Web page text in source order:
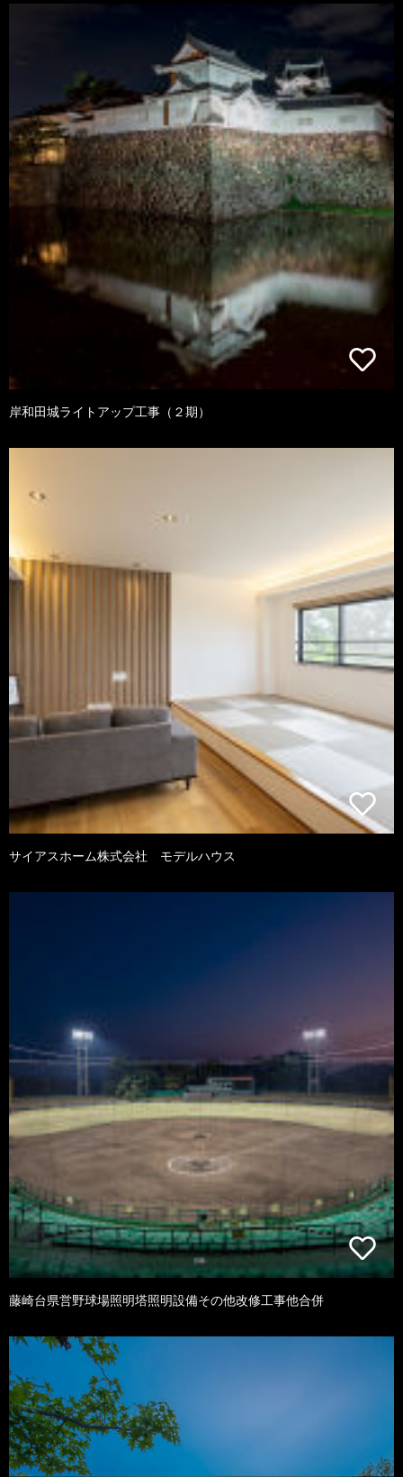
岸和田城ライトアップ工事（２期）
サイアスホーム株式会社 モデルハウス
藤崎台県営野球場照明塔照明設備その他改修工事他合併